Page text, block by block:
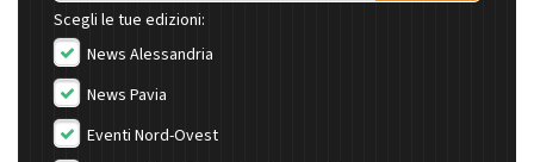
Scegli le tue edizioni:
News Alessandria
News Pavia
Eventi Nord-Ovest